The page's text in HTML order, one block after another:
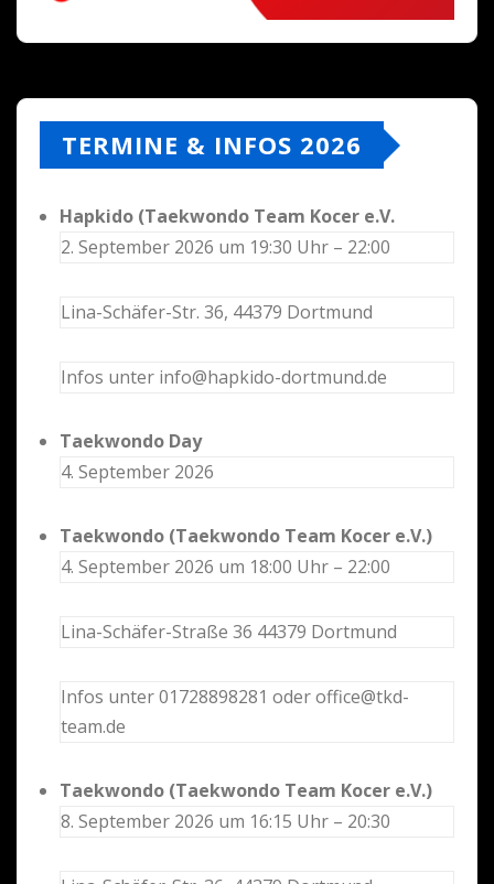
TERMINE & INFOS 2026
Hapkido (Taekwondo Team Kocer e.V.
2. September 2026 um 19:30 Uhr – 22:00
Lina-Schäfer-Str. 36, 44379 Dortmund
Infos unter info@hapkido-dortmund.de
Taekwondo Day
4. September 2026
Taekwondo (Taekwondo Team Kocer e.V.)
4. September 2026 um 18:00 Uhr – 22:00
Lina-Schäfer-Straße 36 44379 Dortmund
Infos unter 01728898281 oder office@tkd-
team.de
Taekwondo (Taekwondo Team Kocer e.V.)
8. September 2026 um 16:15 Uhr – 20:30